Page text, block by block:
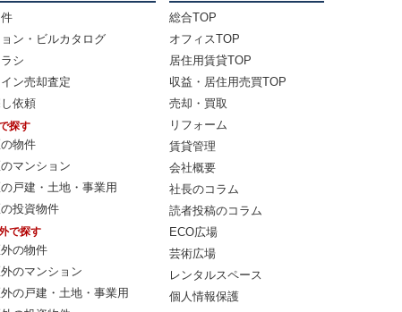
ン・ビルカタログ
シ
ン売却査定
依頼
探す
物件
マンション
戸建・土地・事業用
投資物件
で探す
の物件
のマンション
の戸建・土地・事業用
総合TOP
オフィスTOP
居住用賃貸TOP
収益・居住用売買TOP
売却・買取
リフォーム
賃貸管理
会社概要
社長のコラム
読者投稿のコラム
ECO広場
芸術広場
レンタルスペース
個人情報保護